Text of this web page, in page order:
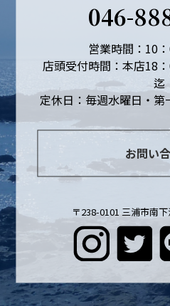
046-
営業時間：10
店頭受付時間：本店18
迄
定休日：毎週水曜日・
お問い
〒238-0101 三浦市南